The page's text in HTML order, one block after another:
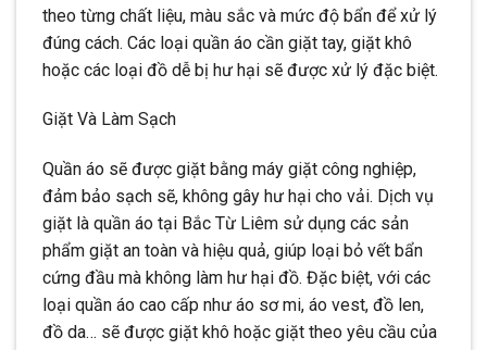
theo từng chất liệu, màu sắc và mức độ bẩn để xử lý
đúng cách. Các loại quần áo cần giặt tay, giặt khô
hoặc các loại đồ dễ bị hư hại sẽ được xử lý đặc biệt.
Giặt Và Làm Sạch
Quần áo sẽ được giặt bằng máy giặt công nghiệp,
đảm bảo sạch sẽ, không gây hư hại cho vải. Dịch vụ
giặt là quần áo tại Bắc Từ Liêm sử dụng các sản
phẩm giặt an toàn và hiệu quả, giúp loại bỏ vết bẩn
cứng đầu mà không làm hư hại đồ. Đặc biệt, với các
loại quần áo cao cấp như áo sơ mi, áo vest, đồ len,
đồ da… sẽ được giặt khô hoặc giặt theo yêu cầu của